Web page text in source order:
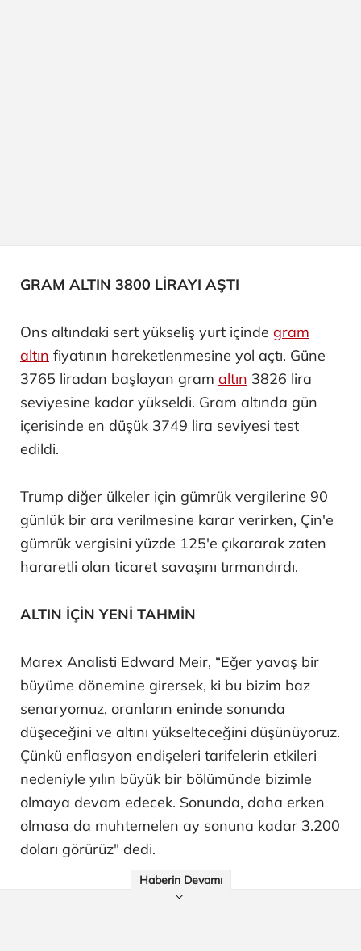
GRAM ALTIN 3800 LİRAYI AŞTI
Ons altındaki sert yükseliş yurt içinde gram
altın fiyatının hareketlenmesine yol açtı. Güne
3765 liradan başlayan gram altın 3826 lira
seviyesine kadar yükseldi. Gram altında gün
içerisinde en düşük 3749 lira seviyesi test
edildi.
Trump diğer ülkeler için gümrük vergilerine 90
günlük bir ara verilmesine karar verirken, Çin'e
gümrük vergisini yüzde 125'e çıkararak zaten
hararetli olan ticaret savaşını tırmandırdı.
ALTIN İÇİN YENİ TAHMİN
Marex Analisti Edward Meir, “Eğer yavaş bir
büyüme dönemine girersek, ki bu bizim baz
senaryomuz, oranların eninde sonunda
düşeceğini ve altını yükselteceğini düşünüyoruz.
Çünkü enflasyon endişeleri tarifelerin etkileri
nedeniyle yılın büyük bir bölümünde bizimle
olmaya devam edecek. Sonunda, daha erken
olmasa da muhtemelen ay sonuna kadar 3.200
doları görürüz" dedi.
Haberin Devamı